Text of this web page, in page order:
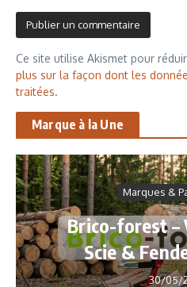
Ce site utilise Akismet pour
plus sur la façon dont les
traitées.
Marque à la Une
Marques &
Brico-forest –
Scie &
30/05/